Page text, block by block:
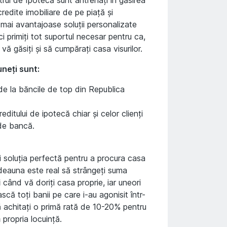
imobiliare de pe piață și
avantajoase soluții personalizate
primiți tot suportul necesar pentru ca,
găsiți și să cumpărați casa visurilor.
sunt:
la băncile de top din Republica
de ipotecă chiar și celor clienți
bancă.
perfectă pentru a procura casa
este real să strângeți suma
vă doriți casa proprie, iar uneori
toți banii pe care i-au agonisit într-
o primă rată de 10-20% pentru
locuință.